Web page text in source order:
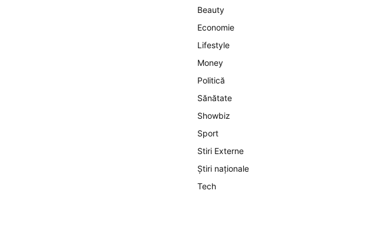
Beauty
Economie
Lifestyle
Money
Politică
Sănătate
Showbiz
Sport
Stiri Externe
Știri naționale
Tech